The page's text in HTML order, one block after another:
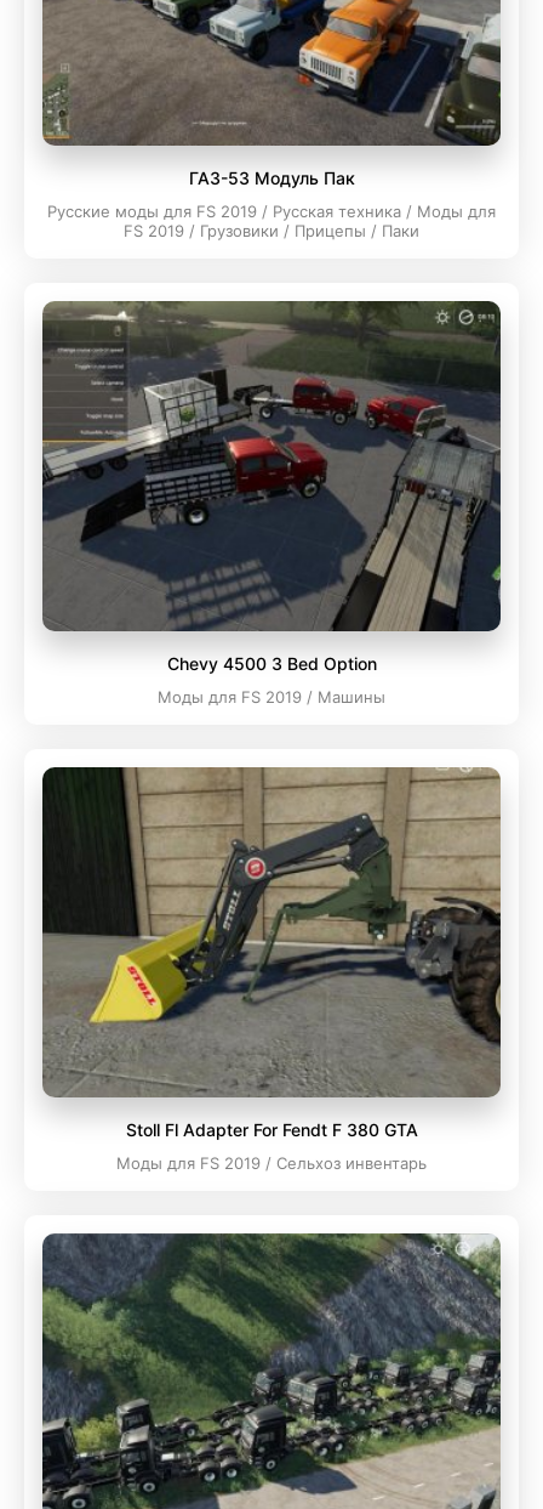
ГАЗ-53 Модуль Пак
Русские моды для FS 2019 / Русская техника / Моды для
FS 2019 / Грузовики / Прицепы / Паки
Chevy 4500 3 Bed Option
Моды для FS 2019 / Машины
Stoll Fl Adapter For Fendt F 380 GTA
Моды для FS 2019 / Сельхоз инвентарь